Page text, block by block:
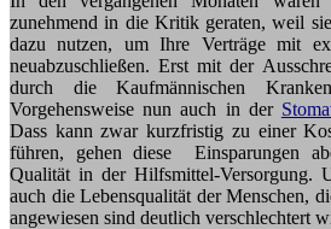
zunehmend in die Kritik geraten, weil
dazu nutzen, um Ihre Verträge mit
neuabzuschließen. Erst mit der
durch die Kaufmännischen
Vorgehensweise nun auch in der
Dass kann zwar kurzfristig zu einer
führen, gehen diese Einsparungen
Qualität in der Hilfsmittel-Versorgung.
auch die Lebensqualität der Menschen,
angewiesen sind deutlich verschlechtert